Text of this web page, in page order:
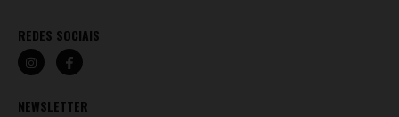
REDES SOCIAIS
NEWSLETTER